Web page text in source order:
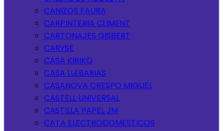
CANIZOS FAURA
CARPINTERIA CLIMENT
CARTONAJES GISBERT
CARYSE
CASA KIRIKO
CASA LLEBARIAS
CASANOVA CRESPO MIGUEL
CASTELL UNIVERSAL
CASTILLA PAPEL JM
CATA ELECTRODOMESTICOS